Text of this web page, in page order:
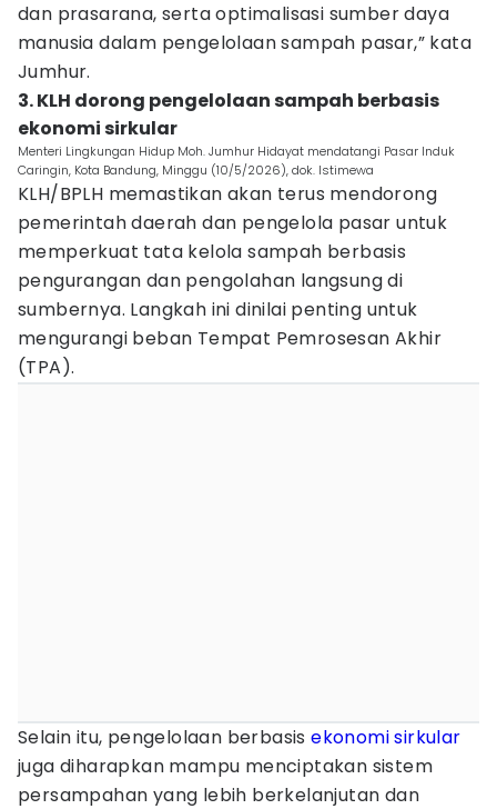
dan prasarana, serta optimalisasi sumber daya
manusia dalam pengelolaan sampah pasar,” kata
Jumhur.
3. KLH dorong pengelolaan sampah berbasis
ekonomi sirkular
Menteri Lingkungan Hidup Moh. Jumhur Hidayat mendatangi Pasar Induk
Caringin, Kota Bandung, Minggu (10/5/2026), dok. Istimewa
KLH/BPLH memastikan akan terus mendorong
pemerintah daerah dan pengelola pasar untuk
memperkuat tata kelola sampah berbasis
pengurangan dan pengolahan langsung di
sumbernya. Langkah ini dinilai penting untuk
mengurangi beban Tempat Pemrosesan Akhir
(TPA).
Selain itu, pengelolaan berbasisekonomi sirkular
juga diharapkan mampu menciptakan sistem
persampahan yang lebih berkelanjutan dan